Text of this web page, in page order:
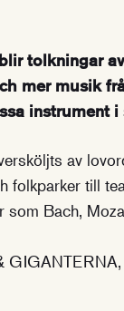
tolkningar
mer musik
instrument i
av
till
Bach,